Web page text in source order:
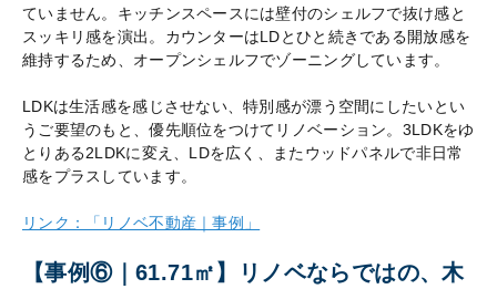
ていません。キッチンスペースには壁付のシェルフで抜け感と
スッキリ感を演出。カウンターはLDとひと続きである開放感を
維持するため、オープンシェルフでゾーニングしています。
LDKは生活感を感じさせない、特別感が漂う空間にしたいとい
うご要望のもと、優先順位をつけてリノベーション。3LDKをゆ
とりある2LDKに変え、LDを広く、またウッドパネルで非日常
感をプラスしています。
リンク：「リノベ不動産｜事例」
【事例⑥｜61.71㎡】リノベならではの、木